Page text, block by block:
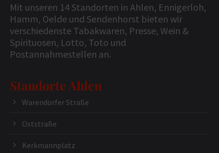
Mit unseren 14 Standorten in Ahlen, Ennigerloh,
Hamm, Oelde und Sendenhorst bieten wir
verschiedenste Tabakwaren, Presse, Wein &
Spirituosen, Lotto, Toto und
Postannahmestellen an.
Standorte Ahlen
Warendorfer Straße
Oststraße
Kerkmannplatz